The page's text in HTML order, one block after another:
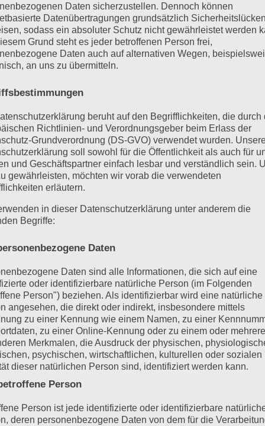
spürst du den familiären Charakter der
von Studenten, sondern eine Gruppe, die sich wie
Studiums: Ein neues
einem oft bewusst, dass die Zeit in der Burschenschaft
das Leben außerhalb des Hörsaals geprägt und dir
Das Vertrauen in deine eigenen Entscheidungen, die
bewahren, und der Sinn für Gemeinschaft und Verantwortung
und Seminare längst vorbei sind.
weiteren Wendepunkt. Du bist nicht mehr im Alltag des
Alten Herren sind eine ständige Quelle der Unterstützung,
so wie du selbst Unterstützung erfahren hast. Du gibst
zu drängen, und siehst, wie die nächste Generation die
hast.
Aktiven: Ein starker
zur Seite zu stehen. Du bist immer noch Teil des
Daten sicherzustellen. Dennoch können
Datenübertragungen grundsätzlich Sicherheitslücken
sodass ein absoluter Schutz nicht gewährleistet werden
Grund steht es jeder betroffenen Person frei,
Daten auch auf alternativen Wegen,
an uns zu übermitteln.
beruht auf den Begrifflichkeiten, die durch
Richtlinien- und Verordnungsgeber beim Erlass der
Grundverordnung (DS-GVO) verwendet wurden.
soll sowohl für die Öffentlichkeit als auch für
und Geschäftspartner einfach lesbar und verständlich sein.
gewährleisten, möchten wir vorab die verwendeten
erläutern.
in dieser Datenschutzerklärung unter anderem die
Begriffe:
Daten
Daten sind alle Informationen, die sich auf eine
oder identifizierbare natürliche Person (im Folgenden
Person") beziehen. Als identifizierbar wird eine natürliche
angesehen, die direkt oder indirekt, insbesondere mittels
zu einer Kennung wie einem Namen, zu einer
zu einer Online-Kennung oder zu einem oder
Merkmalen, die Ausdruck der physischen,
psychischen, wirtschaftlichen, kulturellen oder sozialen
dieser natürlichen Person sind, identifiziert werden kann.
Person
Person ist jede identifizierte oder identifizierbare
deren personenbezogene Daten von dem für die